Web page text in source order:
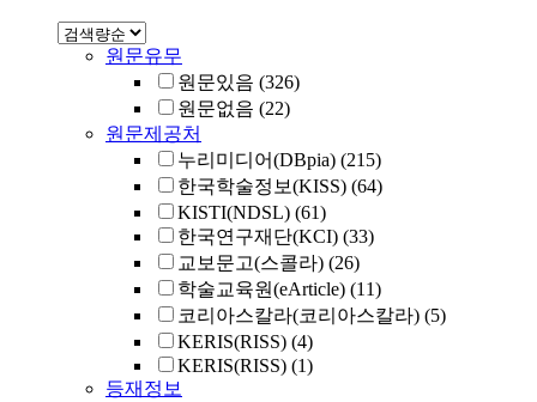
원문유무
원문있음 (326)
원문없음 (22)
원문제공처
누리미디어(DBpia) (215)
한국학술정보(KISS) (64)
KISTI(NDSL) (61)
한국연구재단(KCI) (33)
교보문고(스콜라) (26)
학술교육원(eArticle) (11)
코리아스칼라(코리아스칼라) (5)
KERIS(RISS) (4)
KERIS(RISS) (1)
등재정보